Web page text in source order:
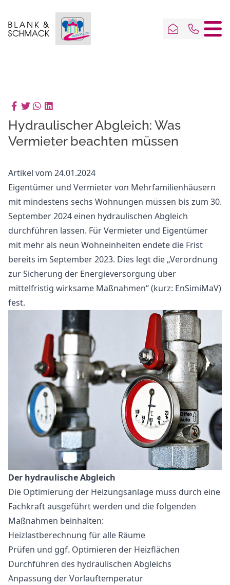
Hydraulischer Abgleich: Was
Vermieter beachten müssen
Artikel vom 24.01.2024
Eigentümer und Vermieter von Mehrfamilienhäusern
mit mindestens sechs Wohnungen müssen bis zum 30.
September 2024 einen hydraulischen Abgleich
durchführen lassen. Für Vermieter und Eigentümer
mit mehr als neun Wohneinheiten endete die Frist
bereits im September 2023. Dies legt die „Verordnung
zur Sicherung der Energieversorgung über
mittelfristig wirksame Maßnahmen“ (kurz: EnSimiMaV)
fest.
Der hydraulische Abgleich
Die Optimierung der Heizungsanlage muss durch eine
Fachkraft ausgeführt werden und die folgenden
Maßnahmen beinhalten:
Heizlastberechnung für alle Räume
Prüfen und ggf. Optimieren der Heizflächen
Durchführen des hydraulischen Abgleichs
Anpassung der Vorlauftemperatur